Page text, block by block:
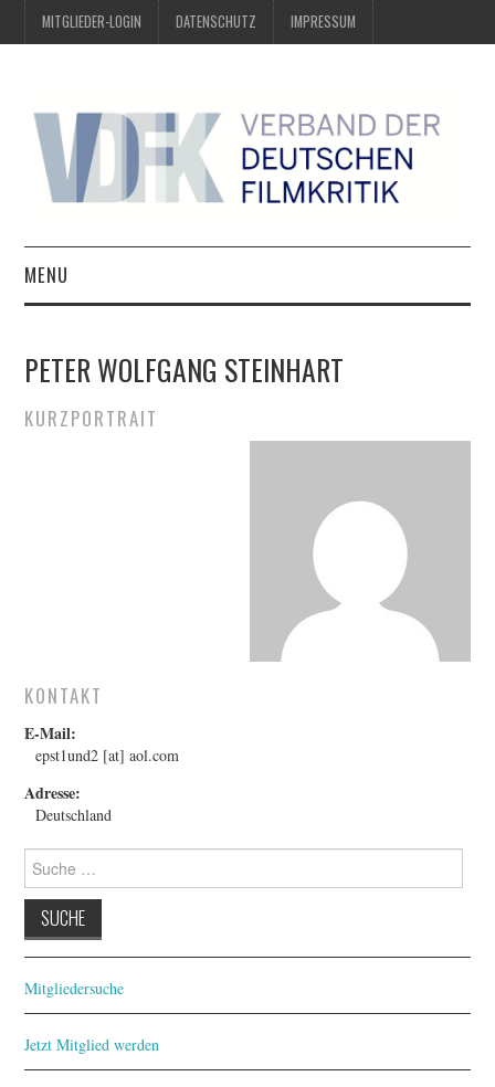
MITGLIEDER-LOGIN DATENSCHUTZ IMPRESSUM
MENU
PREIS DER DEUTSCHEN
PETER WOLFGANG STEINHART
KURZPORTRAIT
KONTAKT
E-Mail:
epst1und2 [at] aol.com
Adresse:
Deutschland
Suche
nach:
Mitgliedersuche
Jetzt Mitglied werden